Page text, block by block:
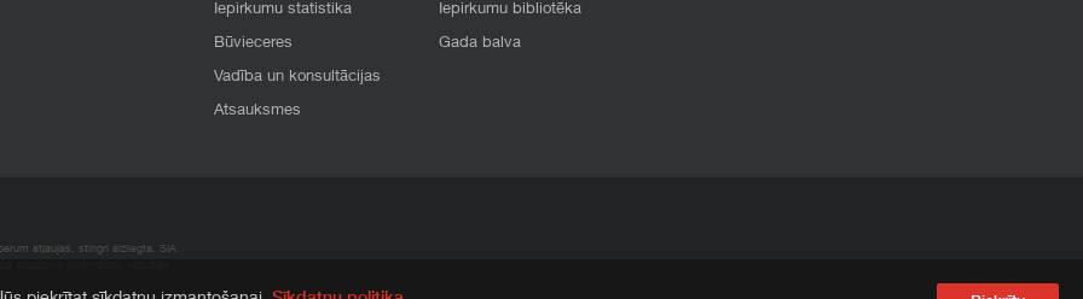
Iepirkumu statistika
Būvieceres
Vadība un konsultācijas
Atsauksmes
Iepirkumu bibliotēka
Gada balva
atļaujas, stingri aizliegta. SIA